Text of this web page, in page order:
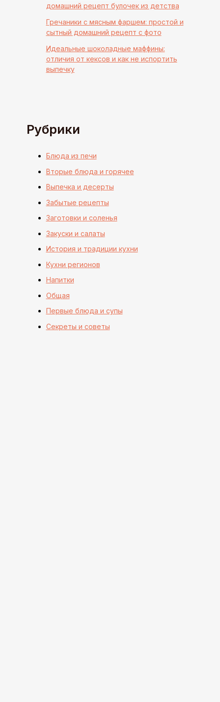
домашний рецепт булочек из детства
Гречаники с мясным фаршем: простой и
сытный домашний рецепт с фото
Идеальные шоколадные маффины:
отличия от кексов и как не испортить
выпечку
Рубрики
Блюда из печи
Вторые блюда и горячее
Выпечка и десерты
Забытые рецепты
Заготовки и соленья
Закуски и салаты
История и традиции кухни
Кухни регионов
Напитки
Общая
Первые блюда и супы
Секреты и советы